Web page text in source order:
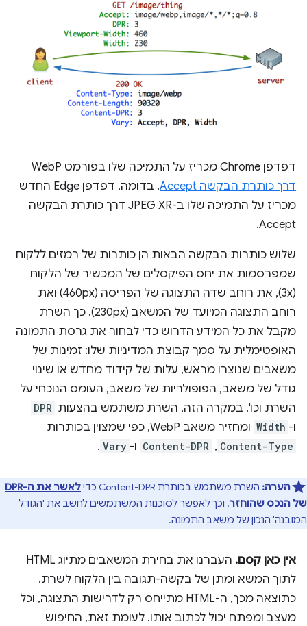
דפדפן Chrome מכריז על התמיכה שלו בפורמט WebP
דרך כותרת הבקשה Accept
. בדומה, דפדפן Edge החדש
מכריז על התמיכה שלו ב-JPEG XR דרך כותרת הבקשה
Accept.
שלוש כותרות הבקשה הבאות הן כותרות של רמזים ללקוח
שמפרסמות את יחס הפיקסלים של המכשיר של הלקוח
(3x), את רוחב שדה התצוגה של הפריסה (460px) ואת
רוחב התצוגה המיועד של המשאב (230px). כך השרת
מקבל את כל המידע הדרוש כדי לבחור את גרסת התמונה
האופטימלית על סמך קבוצת המדיניות שלו: זמינות של
משאבים שנוצרו מראש, עלות של קידוד מחדש או שינוי
גודל של משאב, הפופולריות של משאב, העומס הנוכחי על
השרת וכו'. במקרה הזה, השרת משתמש בהצעות DPR
ו- Width ומחזיר משאב WebP, כפי שמצוין בכותרות
Content-Type
,‏
Content-DPR ו- Vary
.
הערה: השרת משתמש בכותרת Content-DPR כדי
לאשר את ה-DPR
של הנכס שהוחזר, וכך לאפשר לסוכנות המשתמשים לחשב את 'הגודל
המובנה' הנכון של משאב התמונה.
אין כאן קסם.
העברנו את בחירת המשאבים מתיוג HTML
לתוך המשא ומתן של בקשה-תגובה בין הלקוח לשרת.
כתוצאה מכך, ה-HTML מתייחס רק לדרישות התצוגה, וכל
מעצב ומפתח יכול לכתוב אותו. לעומת זאת, החיפוש